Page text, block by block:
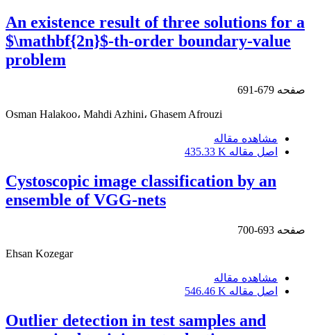
An existence result of three solutions for a
$\mathbf{2n}$-th-order boundary-value
problem
صفحه 679-691
Osman Halakoo، Mahdi Azhini، Ghasem Afrouzi
مشاهده مقاله
اصل مقاله 435.33 K
Cystoscopic image classification by an
ensemble of VGG-nets
صفحه 693-700
Ehsan Kozegar
مشاهده مقاله
اصل مقاله 546.46 K
Outlier detection in test samples and